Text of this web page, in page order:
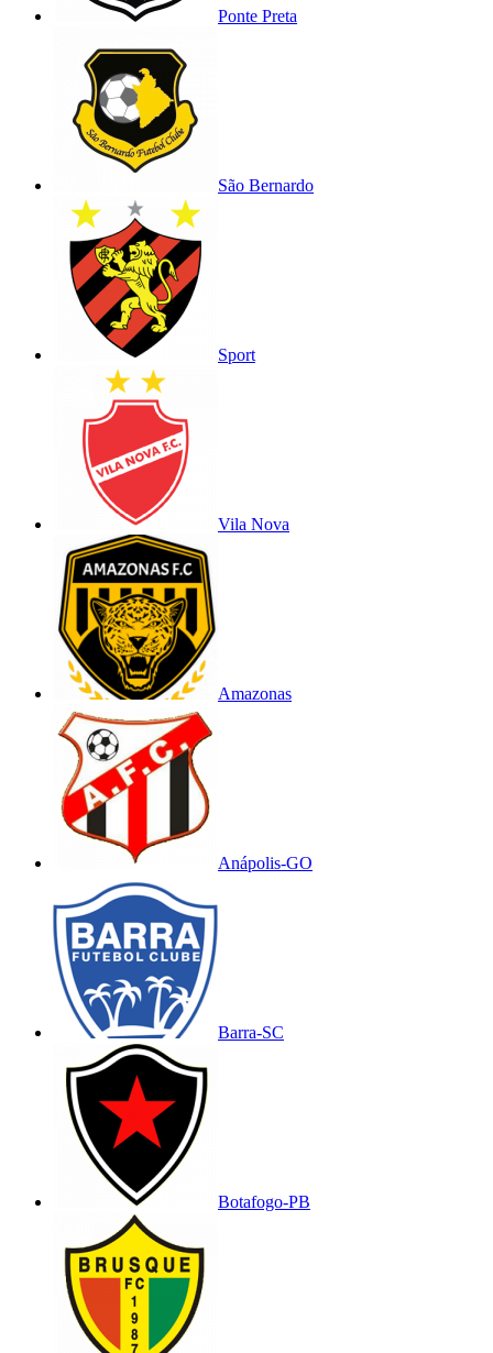
Ponte Preta
São Bernardo
Sport
Vila Nova
Amazonas
Anápolis-GO
Barra-SC
Botafogo-PB